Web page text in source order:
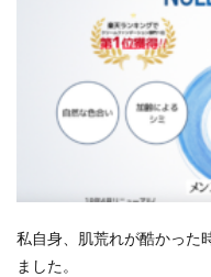
私自身、肌荒れが酷かった
ました。